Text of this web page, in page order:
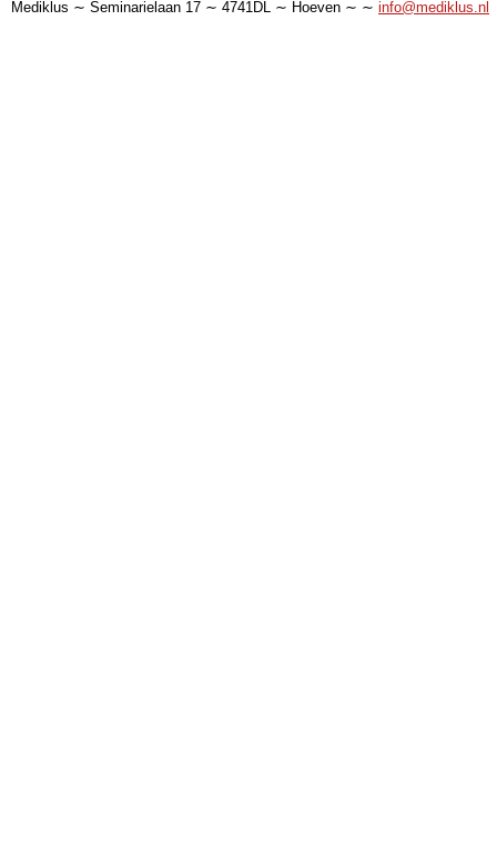
Mediklus ∼ Seminarielaan 17 ∼ 4741DL ∼ Hoeven ∼ ∼ info@mediklus.nl